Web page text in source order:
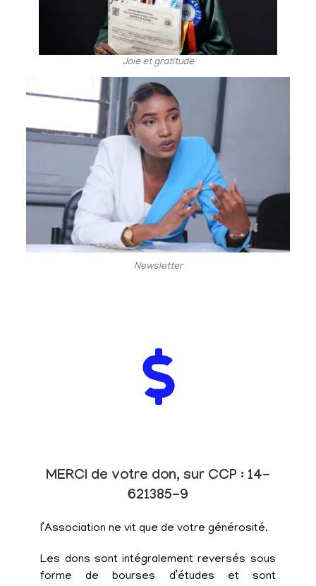
Joie et gratitude
Newsletter
MERCI de votre don, sur CCP : 14-
621385-9
l’Association ne vit que de votre générosité.
Les dons sont intégralement reversés sous
forme de bourses d’études et sont